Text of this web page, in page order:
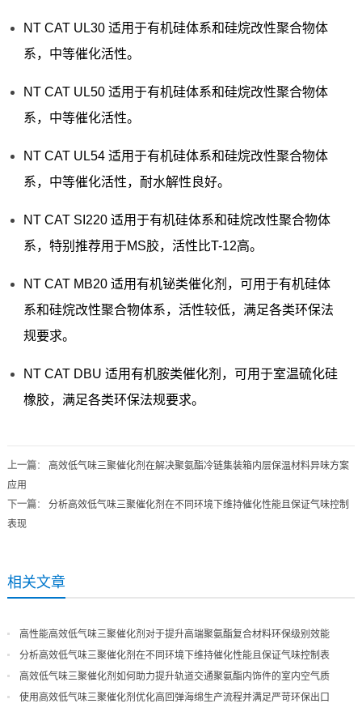
NT CAT UL30 适用于有机硅体系和硅烷改性聚合物体
系，中等催化活性。
NT CAT UL50 适用于有机硅体系和硅烷改性聚合物体
系，中等催化活性。
NT CAT UL54 适用于有机硅体系和硅烷改性聚合物体
系，中等催化活性，耐水解性良好。
NT CAT SI220 适用于有机硅体系和硅烷改性聚合物体
系，特别推荐用于MS胶，活性比T-12高。
NT CAT MB20 适用有机铋类催化剂，可用于有机硅体
系和硅烷改性聚合物体系，活性较低，满足各类环保法
规要求。
NT CAT DBU 适用有机胺类催化剂，可用于室温硫化硅
橡胶，满足各类环保法规要求。
上一篇： 高效低气味三聚催化剂在解决聚氨酯冷链集装箱内层保温材料异味方案
应用
下一篇： 分析高效低气味三聚催化剂在不同环境下维持催化性能且保证气味控制
表现
相关文章
高性能高效低气味三聚催化剂对于提升高端聚氨酯复合材料环保级别效能
分析高效低气味三聚催化剂在不同环境下维持催化性能且保证气味控制表
现
高效低气味三聚催化剂如何助力提升轨道交通聚氨酯内饰件的室内空气质
量
使用高效低气味三聚催化剂优化高回弹海绵生产流程并满足严苛环保出口